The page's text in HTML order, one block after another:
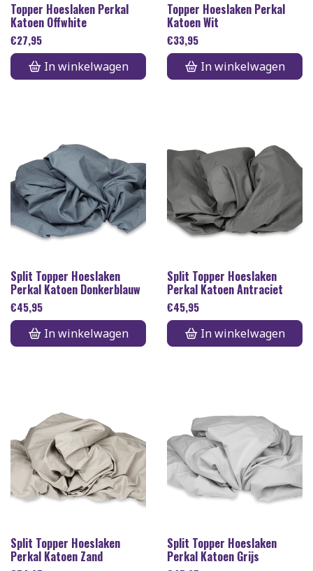
Topper Hoeslaken Perkal
Katoen Offwhite
€27,95
In winkelwagen
Topper Hoeslaken Perkal
Katoen Wit
€33,95
In winkelwagen
Split Topper Hoeslaken
Perkal Katoen Donkerblauw
€45,95
In winkelwagen
Split Topper Hoeslaken
Perkal Katoen Antraciet
€45,95
In winkelwagen
Split Topper Hoeslaken
Perkal Katoen Zand
Split Topper Hoeslaken
Perkal Katoen Grijs